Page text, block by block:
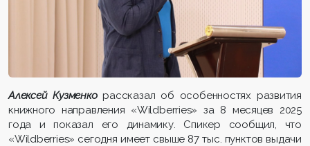
Алексей Кузменкорассказал об особенностях развития
книжного направления «Wildberries» за 8 месяцев 2025
года и показал его динамику. Спикер сообщил, что
«Wildberries» сегодня имеет свыше 87 тыс. пунктов выдачи